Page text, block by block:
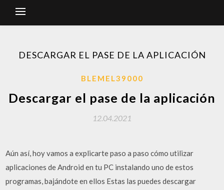
DESCARGAR EL PASE DE LA APLICACIÓN
BLEMEL39000
Descargar el pase de la aplicación
12.04.2021
Aún así, hoy vamos a explicarte paso a paso cómo utilizar
aplicaciones de Android en tu PC instalando uno de estos
programas, bajándote en ellos Estas las puedes descargar